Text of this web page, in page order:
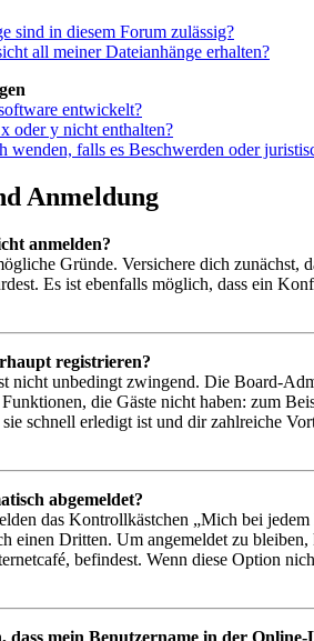
sind in diesem Forum zulässig?
all meiner Dateianhänge erhalten?
entwickelt?
oder y nicht enthalten?
wenden, falls es Beschwerden oder
Anmeldung
anmelden?
Gründe. Versichere dich zunächst,
Es ist ebenfalls möglich, dass ein
registrieren?
nicht unbedingt zwingend. Die Board-
die Gäste nicht haben: zum
schnell erledigt ist und dir zahlreiche
abgemeldet?
das Kontrollkästchen „Mich bei
einen Dritten. Um angemeldet zu
befindest. Wenn diese Option
mein Benutzername in der Online-